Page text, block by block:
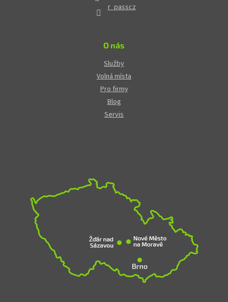
r_passcz
O nás
Služby
Volná místa
Pro firmy
Blog
Servis